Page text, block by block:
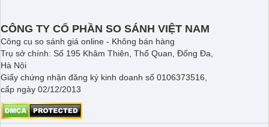
CÔNG TY CỔ PHẦN SO SÁNH VIỆT NAM
Công cụ so sánh giá online - Không bán hàng
Trụ sở chính: Số 195 Khâm Thiên, Thổ Quan, Đống Đa,
Hà Nội
Giấy chứng nhận đăng ký kinh doanh số 0106373516,
cấp ngày 02/12/2013